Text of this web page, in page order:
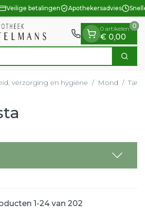
Veilige betalingen Apothekersadvies
Zoek
0 artikelen
€ 0,00
0
verzorging en hygiëne / Mond /
1 -24van 202